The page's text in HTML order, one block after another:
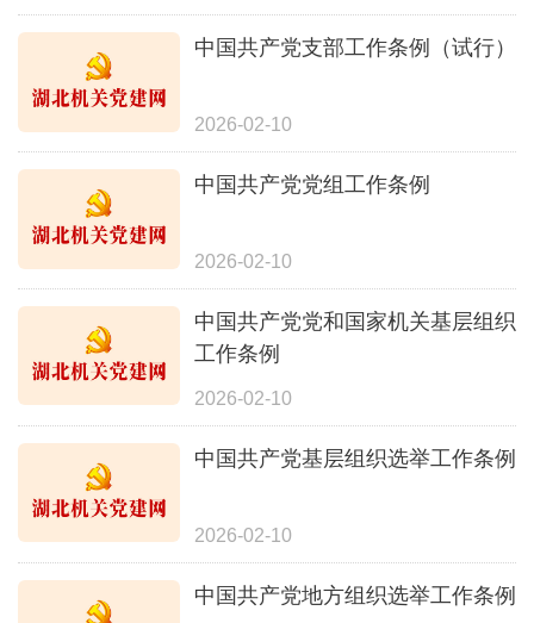
中国共产党支部工作条例（试行）
2026-02-10
中国共产党党组工作条例
2026-02-10
中国共产党党和国家机关基层组织
工作条例
2026-02-10
中国共产党基层组织选举工作条例
2026-02-10
中国共产党地方组织选举工作条例